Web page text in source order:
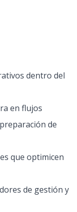
dentro del
en flujos
de
que optimicen
de gestión y